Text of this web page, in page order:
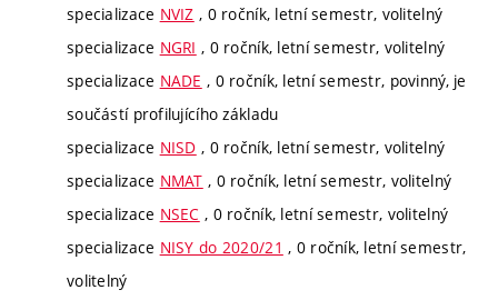
specializace NVIZ , 0 ročník, letní semestr, volitelný
specializace NGRI , 0 ročník, letní semestr, volitelný
specializace NADE , 0 ročník, letní semestr, povinný, je
součástí profilujícího základu
specializace NISD , 0 ročník, letní semestr, volitelný
specializace NMAT , 0 ročník, letní semestr, volitelný
specializace NSEC , 0 ročník, letní semestr, volitelný
specializace NISY do 2020/21 , 0 ročník, letní semestr,
volitelný